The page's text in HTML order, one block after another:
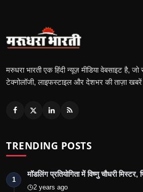
मरुधरा भारती एक हिंदी न्यूज़ मीडिया वेबसाइट है,
टेक्नोलॉजी, लाइफस्टाइल और देशभर की ताज़ा खबरें
TRENDING POSTS
1
मॉडलिंग प्रतियोगिता में विष्णु चौधरी
2 years ago